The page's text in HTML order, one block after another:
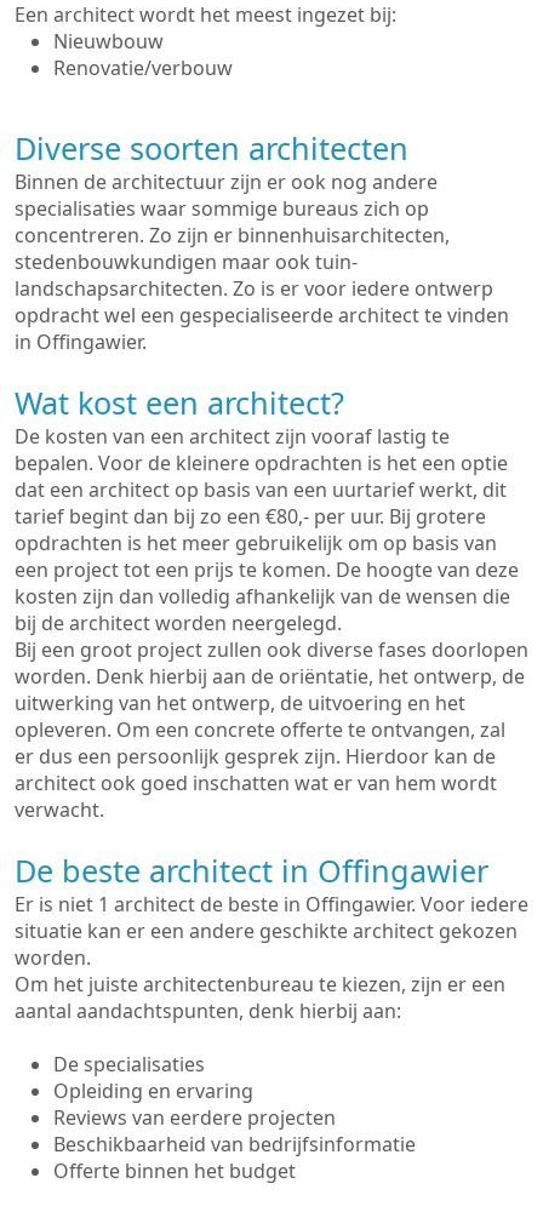
Een architect wordt het meest ingezet bij:
Nieuwbouw
Renovatie/verbouw
Diverse soorten architecten
Binnen de architectuur zijn er ook nog andere
specialisaties waar sommige bureaus zich op
concentreren. Zo zijn er binnenhuisarchitecten,
stedenbouwkundigen maar ook tuin-
landschapsarchitecten. Zo is er voor iedere ontwerp
opdracht wel een gespecialiseerde architect te vinden
in Offingawier.
Wat kost een architect?
De kosten van een architect zijn vooraf lastig te
bepalen. Voor de kleinere opdrachten is het een optie
dat een architect op basis van een uurtarief werkt, dit
tarief begint dan bij zo een €80,- per uur. Bij grotere
opdrachten is het meer gebruikelijk om op basis van
een project tot een prijs te komen. De hoogte van deze
kosten zijn dan volledig afhankelijk van de wensen die
bij de architect worden neergelegd.
Bij een groot project zullen ook diverse fases doorlopen
worden. Denk hierbij aan de oriëntatie, het ontwerp, de
uitwerking van het ontwerp, de uitvoering en het
opleveren. Om een concrete offerte te ontvangen, zal
er dus een persoonlijk gesprek zijn. Hierdoor kan de
architect ook goed inschatten wat er van hem wordt
verwacht.
De beste architect in Offingawier
Er is niet 1 architect de beste in Offingawier. Voor iedere
situatie kan er een andere geschikte architect gekozen
worden.
Om het juiste architectenbureau te kiezen, zijn er een
aantal aandachtspunten, denk hierbij aan:
De specialisaties
Opleiding en ervaring
Reviews van eerdere projecten
Beschikbaarheid van bedrijfsinformatie
Offerte binnen het budget